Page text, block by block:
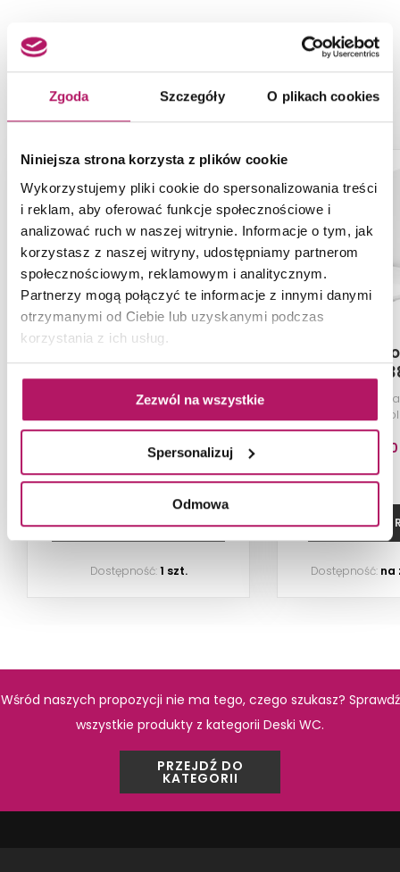
Zgoda Szczegóły O plikach cookies
Niniejsza strona korzysta z plików cookie
Wykorzystujemy pliki cookie do spersonalizowania treści
i reklam, aby oferować funkcje społecznościowe i
analizować ruch w naszej witrynie. Informacje o tym, jak
korzystasz z naszej witryny, udostępniamy partnerom
społecznościowym, reklamowym i analitycznym.
Partnerzy mogą połączyć te informacje z innymi danymi
otrzymanymi od Ciebie lub uzyskanymi podczas
korzystania z ich usług.
Zezwól na wszystkie
Spersonalizuj
Odmowa
PRODUKTY Z KOLEKCJI
Koło Nova Pro
M34010000
NASZE PROPOZYCJE ZAMIAST
PRODUKTU KOŁO NOVA PRO
M30125000
Roca Inspira
Deska WC wolnoopadająca
biała
440,00 PLN
DODAJ DO KOSZYKA
Dostępność:1 szt.
Cersanit
Deska
slim
ZOBACZ
Dostępność: na
Wśród naszych propozycji nie ma tego, czego szukasz? Sprawdź
wszystkie produkty z kategorii Deski WC.
PRZEJDŹ DO
KATEGORII